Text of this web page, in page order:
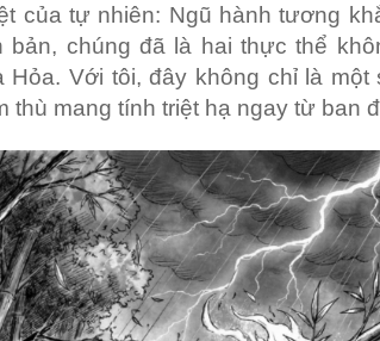
của tự nhiên: Ngũ hành tương
chúng đã là hai thực thể
Với tôi, đây không chỉ là một
thù mang tính triệt hạ ngay từ ban